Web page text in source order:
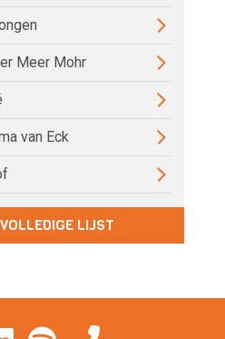
Meer Mohr
van Eck
LIJST